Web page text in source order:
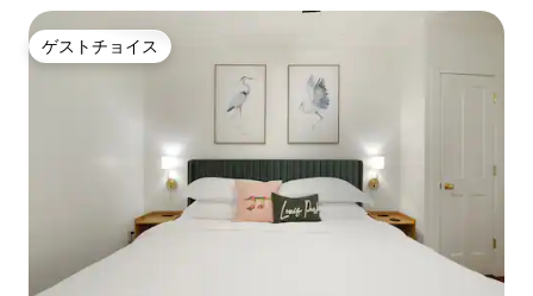
ゲストチョイス
ゲストチョイス